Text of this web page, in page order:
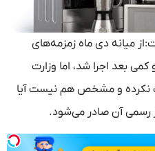
میانه دی ماه زمزمه‌های
بعد اجرا شد، اما وزارت
نکرده و مشخص هم نیست آیا
رسمی آن صادر می‌شود.